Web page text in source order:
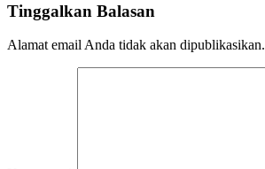
Tinggalkan Balasan
Alamat email Anda tidak akan dipublikasikan.